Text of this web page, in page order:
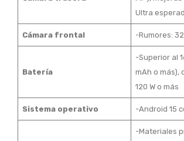
Ultra
Cámara frontal -Rumores:
Batería
-Superior al
mAh o más),
120 W o más
Sistema operativo -Android 15
-Materiales